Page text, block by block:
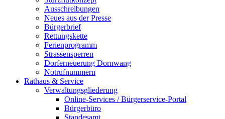
Ausschreibungen
Neues aus der Presse
Bürgerbrief
Rettungskette
Ferienprogramm
Strassensperren
Dorferneuerung Dornwang
Notrufnummern
Rathaus & Service
Verwaltungsgliederung
Online-Services / Bürgerservice-Portal
Bürgerbüro
Standesamt